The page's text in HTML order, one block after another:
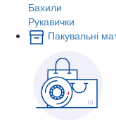
Бахили
Рукавички
Пакувальні